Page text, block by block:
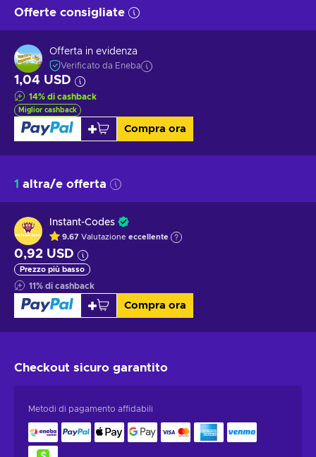
Offerte consigliate
Offerta in evidenza
Verificato da Eneba
1,04 USD
14% di cashback
Miglior cashback
Compra ora
1 altra/e offerta
Instant-Codes
9.67 Valutazione eccellente
0,92 USD
Prezzo più basso
11% di cashback
Compra ora
Checkout sicuro garantito
Metodi di pagamento affidabili